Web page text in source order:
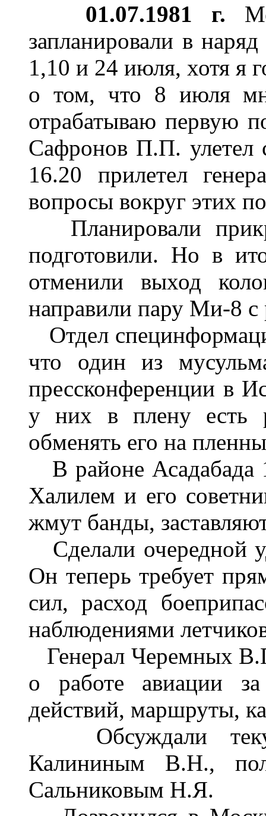
01.07.1981 г.
запланировали в
1,10 и 24 июля, хотя я
о том, что 8 июля
отрабатываю первую
Сафронов П.П.
16.20 прилетел
вопросы вокруг этих
Планировали
подготовили. Но в
отменили выход
направили пару Ми-8 с
Отдел
что один из
прессконференции в
у них в плену есть
обменять его на
В районе Асадабада
Халилем и его
жмут банды,
Сделали очередной
Он теперь требует
сил, расход
наблюдениями
Генерал Черемных
о работе авиации
действий, маршруты,
Обсуждали
Калининым В.Н.,
Сальниковым Н.Я.